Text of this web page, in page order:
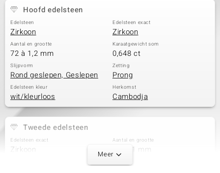
Hoofd edelsteen
Edelsteen
Zirkoon
Edelsteen exact
Zirkoon
Aantal en grootte
72 à 1,2 mm
Karaatgewicht som
0,648 ct
Slijpvorm
Rond geslepen, Geslepen
Zetting
Prong
Edelsteen kleur
wit/kleurloos
Herkomst
Cambodja
Tweede edelsteen
Edelsteen exact
Zirkoon
Aantal en grootte
8 à 1,1 mm
Meer